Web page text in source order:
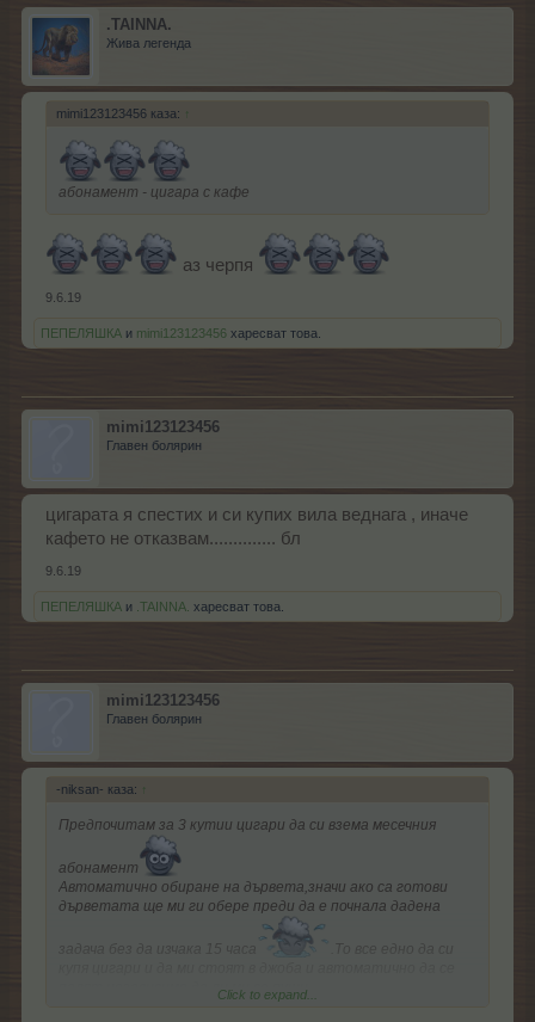
.TAINNA.
Жива легенда
mimi123123456 каза: ↑
абонамент - цигара с кафе
аз черпя
9.6.19
ПЕПЕЛЯШКА и mimi123123456 харесват това.
mimi123123456
Главен болярин
цигарата я спестих и си купих вила веднага , иначе
кафето не отказвам.............. бл
9.6.19
ПЕПЕЛЯШКА и .TAINNA. харесват това.
mimi123123456
Главен болярин
-niksan- каза: ↑
Предпочитам за 3 кутии цигари да си взема месечния
абонамент
Автоматично обиране на дървета,значи ако са готови
дърветата ще ми ги обере преди да е почнала дадена
задача без да изчака 15 часа
.То все едно да си
палят независимо да ли ми се пуши.
Click to expand...